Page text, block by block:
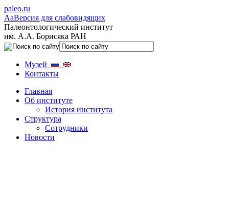
paleo.ru
AaВерсия для слабовидящих
Палеонтологический институт
им. А.А. Борисяка РАН
Музей
Контакты
Главная
Об институте
История института
Структура
Сотрудники
Новости